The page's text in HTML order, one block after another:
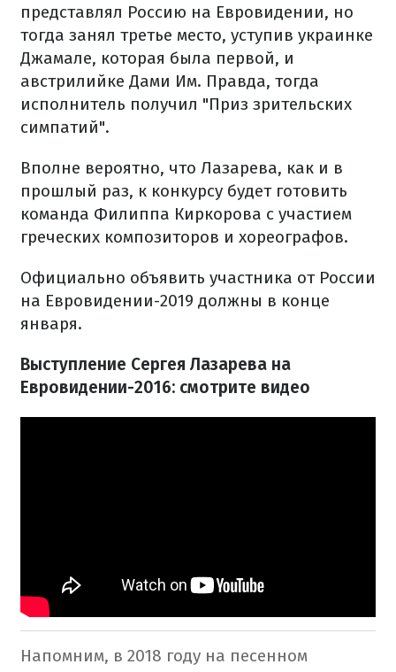
представлял Россию на Евровидении, но
тогда занял третье место, уступив украинке
Джамале, которая была первой, и
австрилийке Дами Им. Правда, тогда
исполнитель получил "Приз зрительских
симпатий".
Вполне вероятно, что Лазарева, как и в
прошлый раз, к конкурсу будет готовить
команда Филиппа Киркорова с участием
греческих композиторов и хореографов.
Официально объявить участника от России
на Евровидении-2019 должны в конце
января.
Выступление Сергея Лазарева на
Евровидении-2016: смотрите видео
Напомним, в 2018 году на песенном